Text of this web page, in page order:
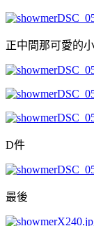
正中間那可愛的
D件
最後